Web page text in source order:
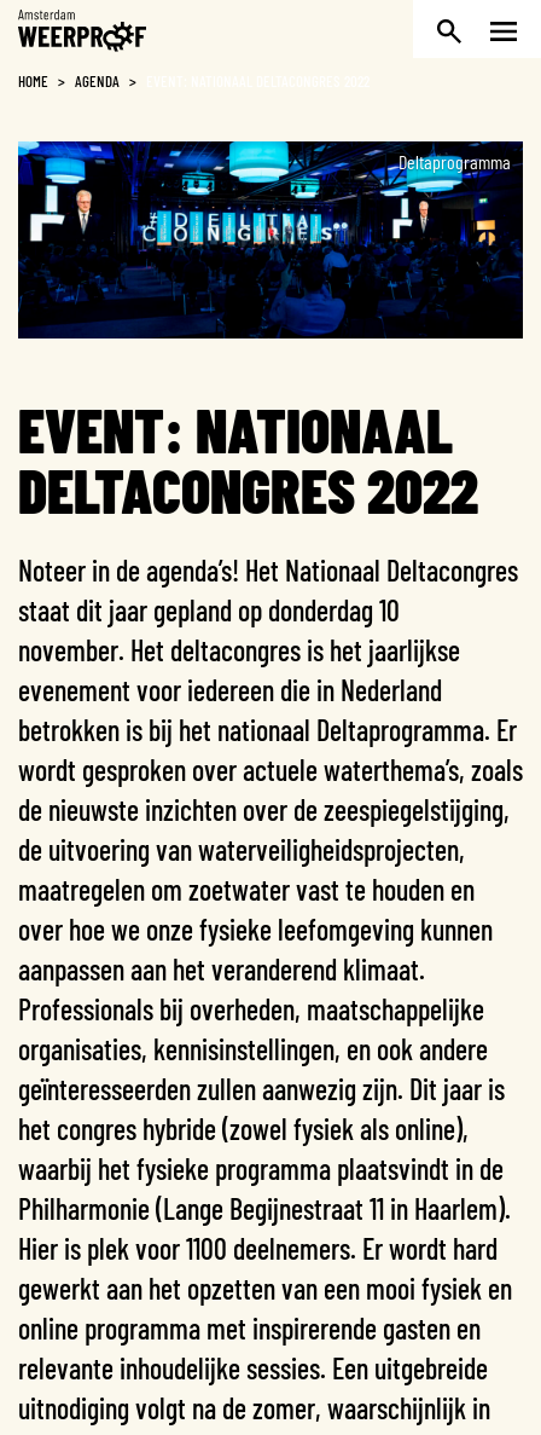
Weerproof
HOME > AGENDA >
Deltaprogramma
EVENT: NATIONAAL
DELTACONGRES 2022
Noteer in de agenda’s! Het Nationaal Deltacongres
staat dit jaar gepland op donderdag 10
november. Het deltacongres is het jaarlijkse
evenement voor iedereen die in Nederland
betrokken is bij het nationaal Deltaprogramma. Er
wordt gesproken over actuele waterthema’s, zoals
de nieuwste inzichten over de zeespiegelstijging,
de uitvoering van waterveiligheidsprojecten,
maatregelen om zoetwater vast te houden en
over hoe we onze fysieke leefomgeving kunnen
aanpassen aan het veranderend klimaat.
Professionals bij overheden, maatschappelijke
organisaties, kennisinstellingen, en ook andere
geïnteresseerden zullen aanwezig zijn. Dit jaar is
het congres hybride (zowel fysiek als online),
waarbij het fysieke programma plaatsvindt in de
Philharmonie (Lange Begijnestraat 11 in Haarlem).
Hier is plek voor 1100 deelnemers. Er wordt hard
gewerkt aan het opzetten van een mooi fysiek en
online programma met inspirerende gasten en
relevante inhoudelijke sessies. Een uitgebreide
uitnodiging volgt na de zomer, waarschijnlijk in